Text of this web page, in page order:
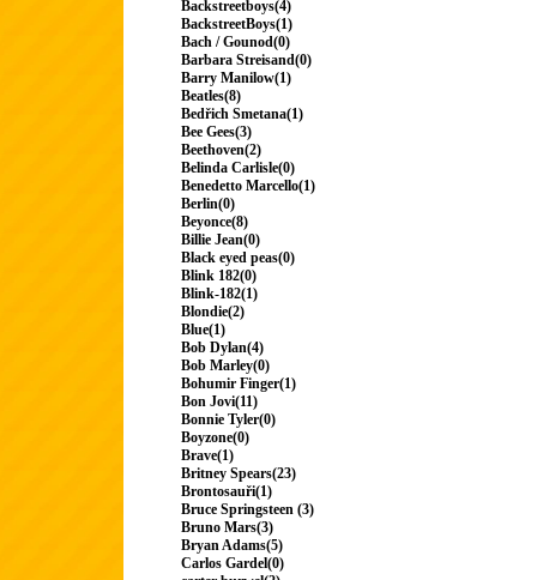
Backstreetboys(4)
BackstreetBoys(1)
Bach / Gounod(0)
Barbara Streisand(0)
Barry Manilow(1)
Beatles(8)
Bedřich Smetana(1)
Bee Gees(3)
Beethoven(2)
Belinda Carlisle(0)
Benedetto Marcello(1)
Berlin(0)
Beyonce(8)
Billie Jean(0)
Black eyed peas(0)
Blink 182(0)
Blink-182(1)
Blondie(2)
Blue(1)
Bob Dylan(4)
Bob Marley(0)
Bohumir Finger(1)
Bon Jovi(11)
Bonnie Tyler(0)
Boyzone(0)
Brave(1)
Britney Spears(23)
Brontosauři(1)
Bruce Springsteen (3)
Bruno Mars(3)
Bryan Adams(5)
Carlos Gardel(0)